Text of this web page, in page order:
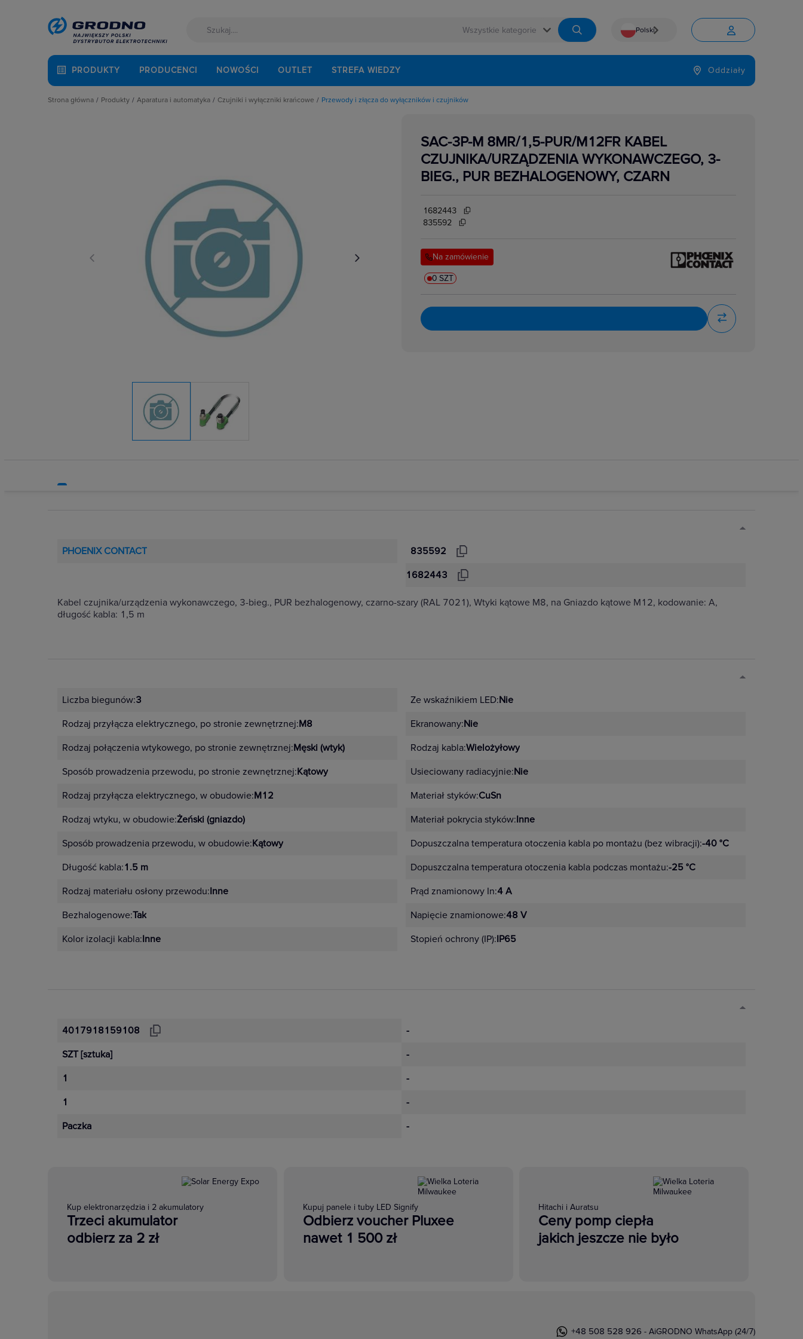
 Polski
Język

PRODUKTY PRODUCENCI NOWOŚCI OUTLET STREFA WIEDZY Oddziały
Strona główna
Produkty
Odzież ochronna i BHP
Osprzęt siłowy, przenośny
Pompy ciepła
Prowadzenie kabli
Rozdzielnice i obudowy
Sieci zewnętrzne
Systemy bezpieczeństwa
Systemy HVAC
Technika grzewcza
Technika instalacyjna
Aparatura i automatyka
Automatyka przemysłowa
Czujniki i wyłączniki krańcowe
Elementy pasywne
Elementy sterowania i sygnalizacji
Optoelektronika
Przekaźniki
Rozłączniki i podstawy bezpiecznikowe
Sterownie i zabezpieczenie silników elektrycznych
Wyłączniki, rozłączniki
Czujniki i wyłączniki krańcowe
Czujniki światłowodowe
Czujniki temperatury
Czujniki termostatyczne
Czujniki ultradzwiękowe
Dławiki do wyłączników krańcowych
Enkodery
Głowice napędowe wyłączników krańcowych
Klucze do wyłączników krańcowych
Kurtyny świetlne
Odbłyśniki do czujników fotoelektrycznych
Pozostałe akcesoria
Przewody i złącza do wyłączników i czujników
Wyłączniki awaryjne cięgnowe
Wyłączniki i czujniki ciśnieniowe
Wyłączniki krańcowe
Wyłączniki magnetyczne bezpieczeństwa
Wyłączniki pływakowe
Przewody i złącza do wyłączników i czujników
SAC-3P-M 8MR/1,5-PUR/M12FR KABEL
CZUJNIKA/URZĄDZENIA WYKONAWCZEGO, 3-
BIEG., PUR BEZHALOGENOWY, CZARN
1682443
835592
Na zamówienie
0 SZT
PHOENIX CONTACT
835592
1682443
Kabel czujnika/urządzenia wykonawczego, 3-bieg., PUR bezhalogenowy, czarno-szary (RAL 7021), Wtyki kątowe M8, na Gniazdo kątowe M12, kodowanie: A,
długość kabla: 1,5 m
Liczba biegunów:3
Rodzaj przyłącza elektrycznego, po stronie zewnętrznej:M8
Rodzaj połączenia wtykowego, po stronie zewnętrznej:Męski (wtyk)
Sposób prowadzenia przewodu, po stronie zewnętrznej:Kątowy
Rodzaj przyłącza elektrycznego, w obudowie:M12
Rodzaj wtyku, w obudowie:Żeński (gniazdo)
Sposób prowadzenia przewodu, w obudowie:Kątowy
Długość kabla:1.5 m
Rodzaj materiału osłony przewodu:Inne
Bezhalogenowe:Tak
Kolor izolacji kabla:Inne
Ze wskaźnikiem LED:Nie
Ekranowany:Nie
Rodzaj kabla:Wielożyłowy
Usieciowany radiacyjnie:Nie
Materiał styków:CuSn
Materiał pokrycia styków:Inne
Dopuszczalna temperatura otoczenia kabla po montażu (bez wibracji):-40 °C
Dopuszczalna temperatura otoczenia kabla podczas montażu:-25 °C
Prąd znamionowy In:4 A
Napięcie znamionowe:48 V
Stopień ochrony (IP):IP65
4017918159108
SZT [sztuka]
1
1
Paczka
-
-
-
-
-
Kup elektronarzędzia i 2 akumulatory
Trzeci akumulator
odbierz za 2 zł
Kupuj panele i tuby LED Signify
Odbierz voucher Pluxee
nawet 1 500 zł
Hitachi i Auratsu
Ceny pomp ciepła
jakich jeszcze nie było
+48 508 528 926 - AiGRODNO WhatsApp (24/7)